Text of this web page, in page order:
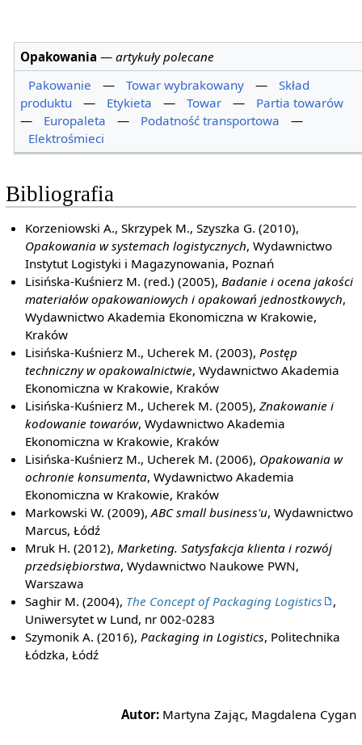
Opakowania —artykuły polecane
Pakowanie
— Towar wybrakowany —
Skład
produktu
— Etykieta — Towar —
Partia towarów
—
Europaleta — Podatność transportowa
—
Elektrośmieci
Bibliografia
Korzeniowski A., Skrzypek M., Szyszka G. (2010),
Opakowania w systemach logistycznych, Wydawnictwo
Instytut Logistyki i Magazynowania, Poznań
Lisińska-Kuśnierz M. (red.) (2005), Badanie i ocena jakości
materiałów opakowaniowych i opakowań jednostkowych,
Wydawnictwo Akademia Ekonomiczna w Krakowie,
Kraków
Lisińska-Kuśnierz M., Ucherek M. (2003), Postęp
techniczny w opakowalnictwie, Wydawnictwo Akademia
Ekonomiczna w Krakowie, Kraków
Lisińska-Kuśnierz M., Ucherek M. (2005),Znakowanie i
kodowanie towarów, Wydawnictwo Akademia
Ekonomiczna w Krakowie, Kraków
Lisińska-Kuśnierz M., Ucherek M. (2006), Opakowania w
ochronie konsumenta, Wydawnictwo Akademia
Ekonomiczna w Krakowie, Kraków
Markowski W. (2009),ABC small business'u, Wydawnictwo
Marcus, Łódź
Mruk H. (2012), Marketing. Satysfakcja klienta i rozwój
przedsiębiorstwa, Wydawnictwo Naukowe PWN,
Warszawa
Saghir M. (2004), The Concept of Packaging Logistics
,
Uniwersytet w Lund, nr 002-0283
Szymonik A. (2016), Packaging in Logistics, Politechnika
Łódzka, Łódź
Autor: Martyna Zając, Magdalena Cygan